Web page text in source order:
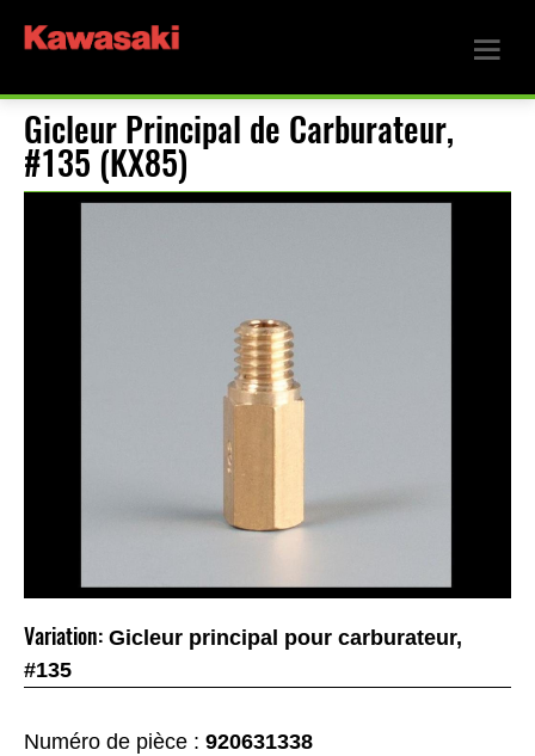
Gicleur Principal de Carburateur,
#135 (KX85)
Variation: Gicleur principal pour carburateur,
#135
Numéro de pièce : 920631338